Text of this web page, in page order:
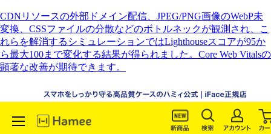
CDNリソースの外部ドメイン配信、JPEG/PNG画像のWebP未
変換、CSSファイルの分散などのボトルネックが観測され、こ
れらを解消するシミュレーションではLighthouseスコアが95か
ら最大100まで変化する結果が得られました。Core Web Vitalsの
顕著な改善が期待できます。